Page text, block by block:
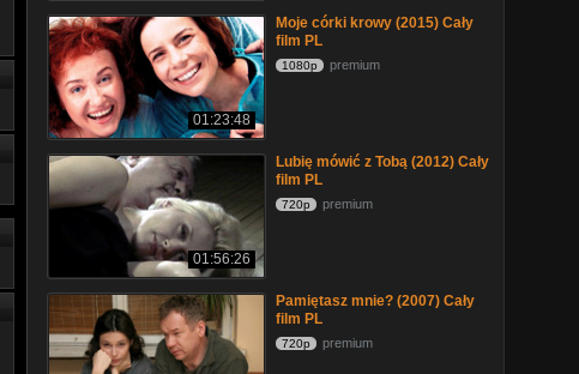
01:23:48
Moje córki krowy (2015) Cały
film PL
1080p premium
01:56:26
Lubię mówić z Tobą (2012) Cały
film PL
720p premium
Pamiętasz mnie? (2007) Cały
film PL
720p premium